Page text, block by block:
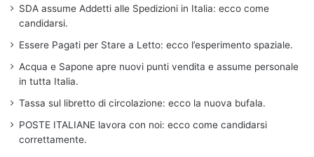
SDA assume Addetti alle Spedizioni in Italia: ecco come
candidarsi.
Essere Pagati per Stare a Letto: ecco l’esperimento spaziale.
Acqua e Sapone apre nuovi punti vendita e assume personale
in tutta Italia.
Tassa sul libretto di circolazione: ecco la nuova bufala.
POSTE ITALIANE lavora con noi: ecco come candidarsi
correttamente.